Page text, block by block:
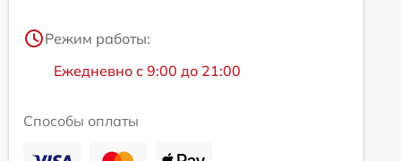
Режим работы:
Ежедневно с 9:00 до 21:00
Способы оплаты